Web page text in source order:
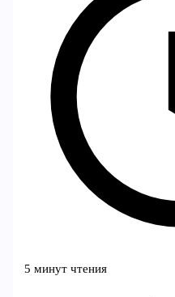
5 минут чтения